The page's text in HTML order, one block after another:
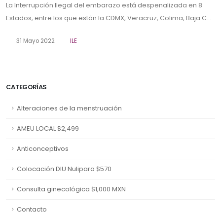
CATEGORÍAS
Alteraciones de la menstruación
AMEU LOCAL $2,499
Anticonceptivos
Colocación DIU Nulipara $570
Consulta ginecológica $1,000 MXN
Contacto
La Interrupción Ilegal del embarazo está despenalizada en 8
Estados, entre los que están la CDMX, Veracruz, Colima, Baja C...
31 Mayo 2022 ILE